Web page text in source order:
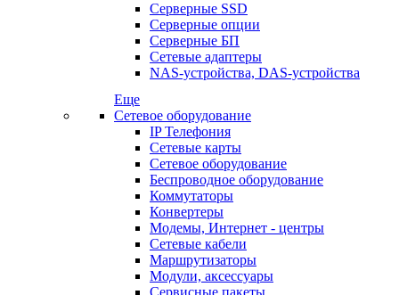
Серверные SSD
Серверные опции
Серверные БП
Сетевые адаптеры
NAS-устройства, DAS-устройства
Еще
Сетевое оборудование
IP Телефония
Сетевые карты
Сетевое оборудование
Беспроводное оборудование
Коммутаторы
Конвертеры
Модемы, Интернет - центры
Сетевые кабели
Маршрутизаторы
Модули, аксессуары
Сервисные пакеты